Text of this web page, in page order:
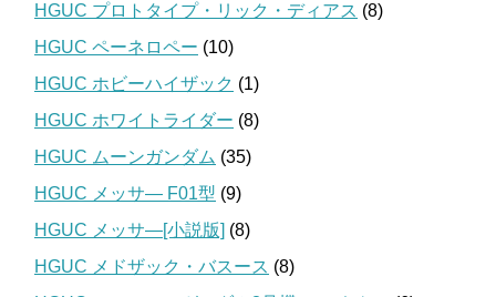
HGUC プロトタイプ・リック・ディアス (8)
HGUC ペーネロペー (10)
HGUC ホビーハイザック (1)
HGUC ホワイトライダー (8)
HGUC ムーンガンダム (35)
HGUC メッサ― F01型 (9)
HGUC メッサ―[小説版] (8)
HGUC メドザック・バスース (8)